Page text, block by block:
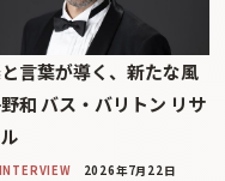
言葉が導く、新たな風
和 バス・バリトン リサ
INTERVIEW 2026年7月22日